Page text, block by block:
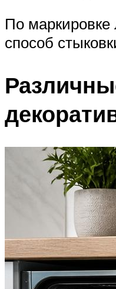
По маркировке
способ